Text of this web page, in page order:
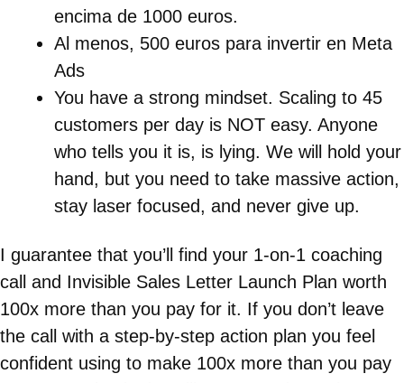
encima de 1000 euros.
Al menos, 500 euros para invertir en Meta
Ads
You have a strong mindset. Scaling to 45
customers per day is NOT easy. Anyone
who tells you it is, is lying. We will hold your
hand, but you need to take massive action,
stay laser focused, and never give up.
I guarantee that you’ll find your 1-on-1 coaching
call and Invisible Sales Letter Launch Plan worth
100x more than you pay for it. If you don’t leave
the call with a step-by-step action plan you feel
confident using to make 100x more than you pay